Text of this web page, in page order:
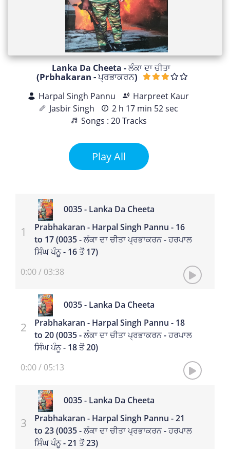
Lanka Da Cheeta - ਲੰਕਾ ਦਾ ਚੀਤਾ
(Prbhakaran - ਪ੍ਰਭਾਕਰਨ)
Harpal Singh Pannu
Harpreet Kaur
Jasbir Singh
2 h 17 min 52 sec
Songs : 20 Tracks
Play All
0035 - Lanka Da Cheeta
Prabhakaran - Harpal Singh Pannu - 16
to 17 (0035 - ਲੰਕਾ ਦਾ ਚੀਤਾ ਪ੍ਰਭਾਕਰਨ - ਹਰਪਾਲ
ਸਿੰਘ ਪੰਨੂ - 16 ਤੋਂ 17)
0:00/ 03:38
0035 - Lanka Da Cheeta
Prabhakaran - Harpal Singh Pannu - 18
to 20 (0035 - ਲੰਕਾ ਦਾ ਚੀਤਾ ਪ੍ਰਭਾਕਰਨ - ਹਰਪਾਲ
ਸਿੰਘ ਪੰਨੂ - 18 ਤੋਂ 20)
0:00/ 05:13
0035 - Lanka Da Cheeta
Prabhakaran - Harpal Singh Pannu - 21
to 23 (0035 - ਲੰਕਾ ਦਾ ਚੀਤਾ ਪ੍ਰਭਾਕਰਨ - ਹਰਪਾਲ
ਸਿੰਘ ਪੰਨੂ - 21 ਤੋਂ 23)